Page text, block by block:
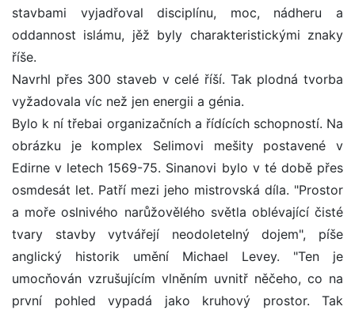
stavbami vyjadřoval disciplínu, moc, nádheru a
oddannost islámu, jěž byly charakteristickými znaky
říše.
Navrhl přes 300 staveb v celé říší. Tak plodná tvorba
vyžadovala víc než jen energii a génia.
Bylo k ní třebai organizačních a řídících schopností. Na
obrázku je komplex Selimovi mešity postavené v
Edirne v letech 1569-75. Sinanovi bylo v té době přes
osmdesát let. Patří mezi jeho mistrovská díla. "Prostor
a moře oslnivého narůžovělého světla oblévající čisté
tvary stavby vytvářejí neodoletelný dojem", píše
anglický historik umění Michael Levey. "Ten je
umocňován vzrušujícím vlněním uvnitř něčeho, co na
první pohled vypadá jako kruhový prostor. Tak